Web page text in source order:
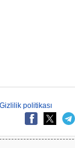
Gizlilik politikası
ve finansal veya yatırım